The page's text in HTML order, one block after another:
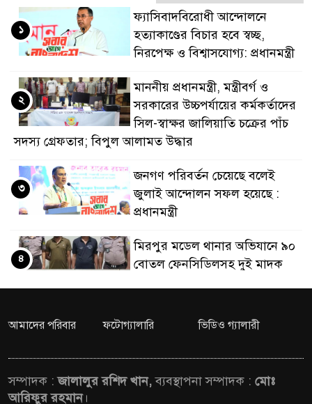
‘আজহার খান’
অবৈধ বিদেশি পিস্তল,
জড়িত কিশোর গ্যাংয়ের
ডাকাতির
ফ্যাসিবাদবিরোধী আন্দোলনে
হত্যাকাণ্ডের বিচার হবে স্বচ্ছ,
নিরপেক্ষ ও বিশ্বাসযোগ্য: প্রধানমন্ত্রী
১
মাননীয় প্রধানমন্ত্রী, মন্ত্রীবর্গ ও
সরকারের উচ্চপর্যায়ের কর্মকর্তাদের
সিল-স্বাক্ষর জালিয়াতি চক্রের পাঁচ
সদস্য গ্রেফতার; বিপুল আলামত উদ্ধার
২
জনগণ পরিবর্তন চেয়েছে বলেই
জুলাই আন্দোলন সফল হয়েছে :
প্রধানমন্ত্রী
৩
মিরপুর মডেল থানার অভিযানে ৯০
বোতল ফেনসিডিলসহ দুই মাদক
৪
২৮ লাখ টাকার জাল নোটসহ
দুইজনকে গ্রেফতার করেছে গুলশান
৫
যেকোনো সময় বেনজীরের
৬
আমাদের পরিবার ফটোগ্যালারি ভিডিও গ্যালারী
সম্পাদক :জালালুর রশিদ খান,ব্যবস্থাপনা সম্পাদক : মোঃ
আরিফুর রহমান।